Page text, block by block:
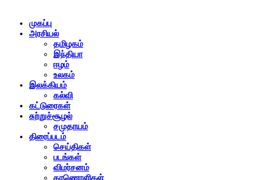
முகப்பு
அரசியல்
தமிழகம்
இந்தியா
ஈழம்
உலகம்
இலக்கியம்
கல்வி
கட்டுரைகள்
சுற்றுச்சூழல்
சமுதாயம்
திரைப்படம்
செய்திகள்
படங்கள்
விமர்சனம்
காணொளிகள்